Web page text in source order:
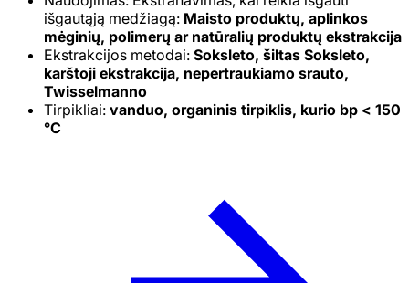
išgautąją medžiagą: Maisto produktų, aplinkos
mėginių, polimerų ar natūralių produktų ekstrakcija
Ekstrakcijos metodai: Soksleto, šiltas Soksleto,
karštoji ekstrakcija, nepertraukiamo srauto,
Twisselmanno
Tirpikliai: vanduo, organinis tirpiklis, kurio bp < 150
°C